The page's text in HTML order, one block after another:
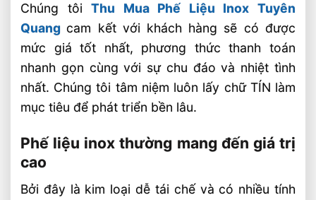
Chúng tôiThu Mua Phế Liệu Inox Tuyên
Quangcam kết với khách hàng sẽ có được
mức giá tốt nhất, phương thức thanh toán
nhanh gọn cùng với sự chu đáo và nhiệt tình
nhất. Chúng tôi tâm niệm luôn lấy chữ TÍN làm
mục tiêu để phát triển bền lâu.
Phế liệu inox thường mang đến giá trị
cao
Bởi đây là kim loại dễ tái chế và có nhiều tính